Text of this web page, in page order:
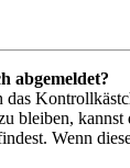
abgemeldet?
bleiben,
Wenn